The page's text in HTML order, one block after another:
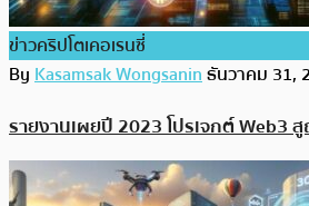
ข่าวคริปโตเคอเรนซี่
ByKasamsak Wongsaninธันวาคม 31,
รายงานเผยปี 2023 โปรเจกต์ Web3